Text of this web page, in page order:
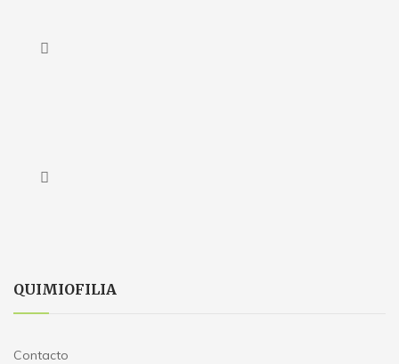
QUIMIOFILIA
Contacto